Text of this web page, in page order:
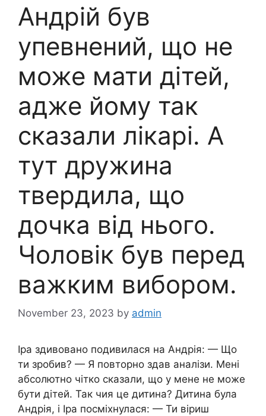
Андрій був
упевнений, що не
може мати дітей,
адже йому так
сказали лікарі. А
тут дружина
твердила, що
дочка від нього.
Чоловік був перед
важким вибором.
November 23, 2023 by admin
Іра здивовано подивилася на Андрія: — Що
ти зробив? — Я повторно здав аналізи. Мені
абсолютно чітко сказали, що у мене не може
бути дітей. Так чия це дитина? Дитина була
Андрія, і Іра посміхнулася: — Ти віриш